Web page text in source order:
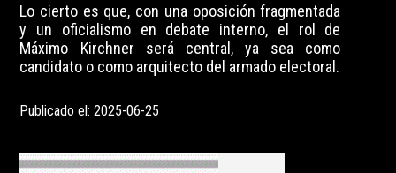
Lo cierto es que, con una oposición fragmentada
y un oficialismo en debate interno, el rol de
Máximo Kirchner será central, ya sea como
candidato o como arquitecto del armado electoral.
Publicado el: 2025-06-25